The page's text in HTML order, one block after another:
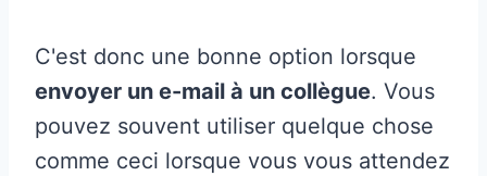
C'est donc une bonne option lorsque
envoyer un e-mail à un collègue. Vous
pouvez souvent utiliser quelque chose
comme ceci lorsque vous vous attendez